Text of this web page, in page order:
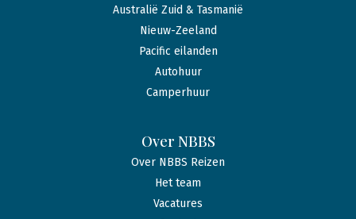
Australië Zuid & Tasmanië
Nieuw-Zeeland
Pacific eilanden
Autohuur
Camperhuur
Over NBBS
Over NBBS Reizen
Het team
Vacatures